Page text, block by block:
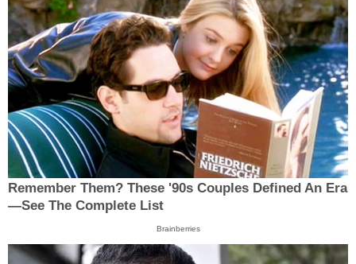
Remember Them? These '90s Couples Defined An Era
—See The Complete List
Brainberries